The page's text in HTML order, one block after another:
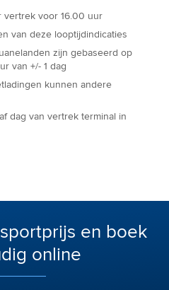
vertrek voor 16.00 uur
van deze looptijdindicaties
zijn gebaseerd op
van +/- 1 dag
kunnen andere
dag van vertrek terminal in
en boek
online